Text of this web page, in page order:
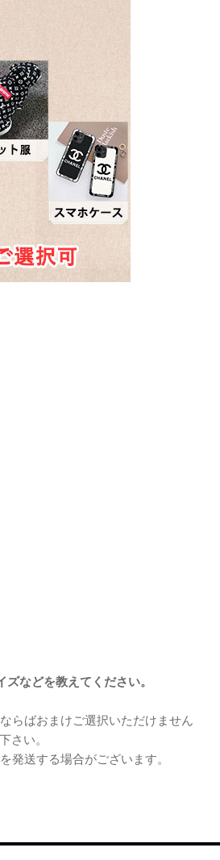
などを教えてください。
らばおまけご選択いただけません
さい。
送する場合がございます。